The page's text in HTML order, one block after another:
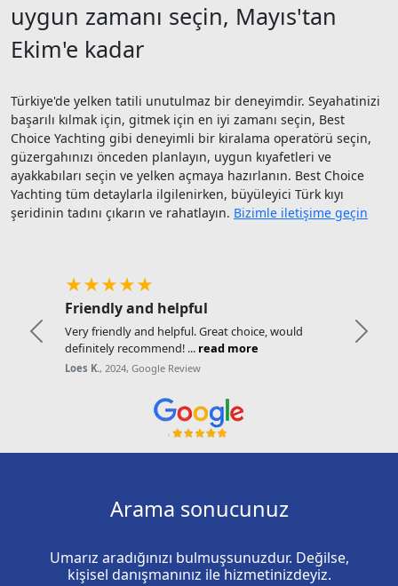
uygun zamanı seçin, Mayıs'tan
Ekim'e kadar
Türkiye'de yelken tatili unutulmaz bir deneyimdir. Seyahatinizi
başarılı kılmak için, gitmek için en iyi zamanı seçin, Best
Choice Yachting gibi deneyimli bir kiralama operatörü seçin,
güzergahınızı önceden planlayın, uygun kıyafetleri ve
ayakkabıları seçin ve yelken açmaya hazırlanın. Best Choice
Yachting tüm detaylarla ilgilenirken, büyüleyici Türk kıyı
şeridinin tadını çıkarın ve rahatlayın. Bizimle iletişime geçin
★★★★★
Friendly and helpful
Very friendly and helpful. Great choice, would
definitely recommend! ... read more
Loes K., 2024, Google Review
Previous Next
Arama sonucunuz
Umarız aradığınızı bulmuşsunuzdur. Değilse,
kişisel danışmanınız ile hizmetinizdeyiz.